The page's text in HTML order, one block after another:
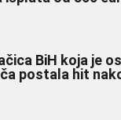
BiH koja je
postala hit